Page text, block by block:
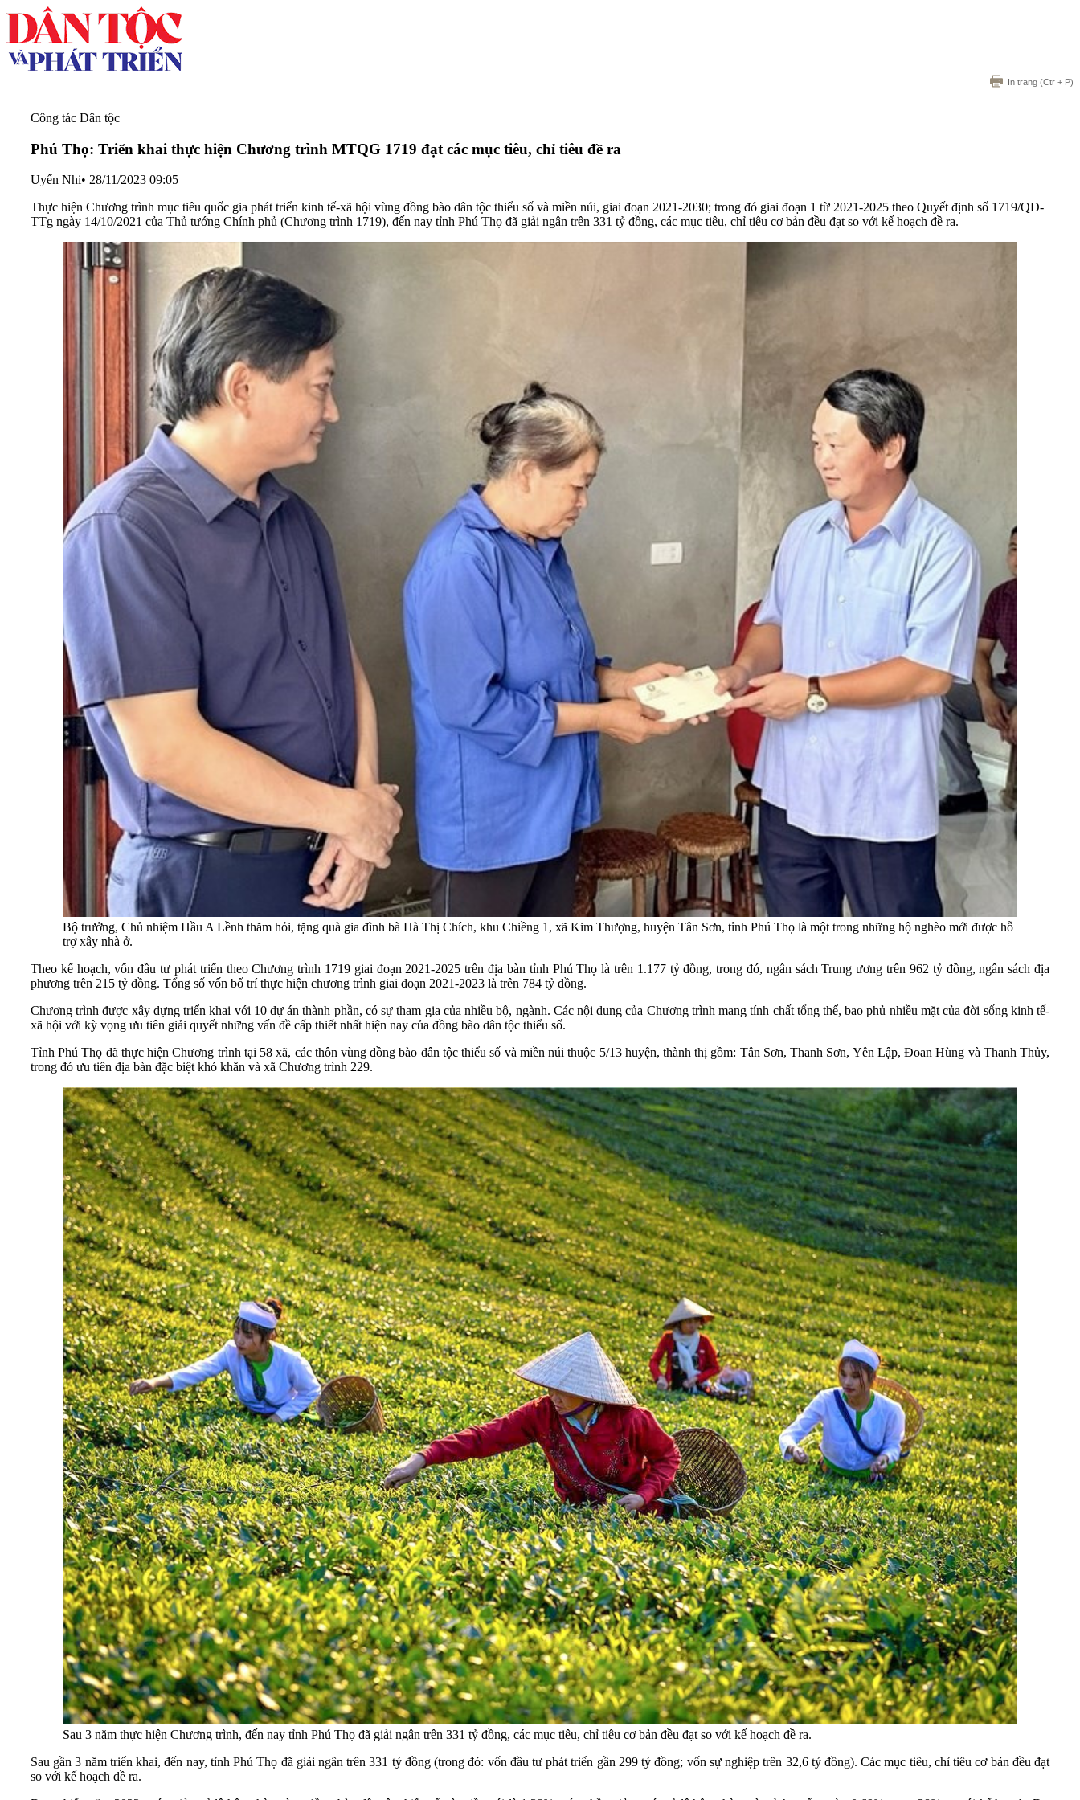
In trang (Ctr + P)
Công tác Dân tộc
Phú Thọ: Triển khai thực hiện Chương trình MTQG 1719 đạt các mục tiêu, chỉ tiêu đề ra
Uyển Nhi• 28/11/2023 09:05
Thực hiện Chương trình mục tiêu quốc gia phát triển kinh tế-xã hội vùng đồng bào dân tộc thiểu số và miền núi, giai đoạn 2021-2030; trong đó giai đoạn 1 từ 2021-2025 theo Quyết định số 1719/QĐ-
TTg ngày 14/10/2021 của Thủ tướng Chính phủ (Chương trình 1719), đến nay tỉnh Phú Thọ đã giải ngân trên 331 tỷ đồng, các mục tiêu, chỉ tiêu cơ bản đều đạt so với kế hoạch đề ra.
Bộ trưởng, Chủ nhiệm Hầu A Lềnh thăm hỏi, tặng quà gia đình bà Hà Thị Chích, khu Chiềng 1, xã Kim Thượng, huyện Tân Sơn, tỉnh Phú Thọ là một trong những hộ nghèo mới được hỗ
trợ xây nhà ở.
Theo kế hoạch, vốn đầu tư phát triển theo Chương trình 1719 giai đoạn 2021-2025 trên địa bàn tỉnh Phú Thọ là trên 1.177 tỷ đồng, trong đó, ngân sách Trung ương trên 962 tỷ đồng, ngân sách địa
phương trên 215 tỷ đồng. Tổng số vốn bố trí thực hiện chương trình giai đoạn 2021-2023 là trên 784 tỷ đồng.
Chương trình được xây dựng triển khai với 10 dự án thành phần, có sự tham gia của nhiều bộ, ngành. Các nội dung của Chương trình mang tính chất tổng thể, bao phủ nhiều mặt của đời sống kinh tế-
xã hội với kỳ vọng ưu tiên giải quyết những vấn đề cấp thiết nhất hiện nay của đồng bào dân tộc thiểu số.
Tỉnh Phú Thọ đã thực hiện Chương trình tại 58 xã, các thôn vùng đồng bào dân tộc thiểu số và miền núi thuộc 5/13 huyện, thành thị gồm: Tân Sơn, Thanh Sơn, Yên Lập, Đoan Hùng và Thanh Thủy,
trong đó ưu tiên địa bàn đặc biệt khó khăn và xã Chương trình 229.
Sau 3 năm thực hiện Chương trình, đến nay tỉnh Phú Thọ đã giải ngân trên 331 tỷ đồng, các mục tiêu, chỉ tiêu cơ bản đều đạt so với kế hoạch đề ra.
Sau gần 3 năm triển khai, đến nay, tỉnh Phú Thọ đã giải ngân trên 331 tỷ đồng (trong đó: vốn đầu tư phát triển gần 299 tỷ đồng; vốn sự nghiệp trên 32,6 tỷ đồng). Các mục tiêu, chỉ tiêu cơ bản đều đạt
so với kế hoạch đề ra.